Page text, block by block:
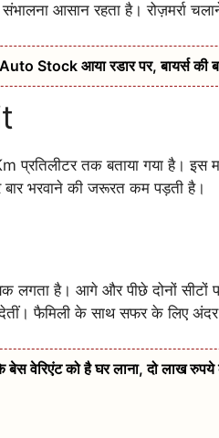
आसान रहता है। रोज़मर्रा
Stock आया रडार पर, बायर्स की
तक बताया गया है। इस
बार भरवाने की जरूरत कम पड़ती है।
है। आगे और पीछे दोनों सीटों
देतीं। फैमिली के साथ सफर के लिए
वेरिएंट को है घर लाना, दो लाख